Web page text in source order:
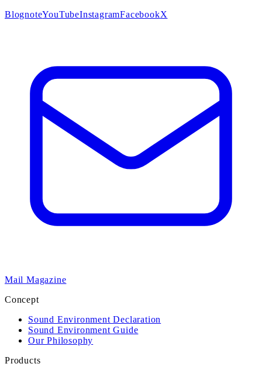
BlognoteYouTubeInstagramFacebookX
Mail Magazine
Concept
Sound Environment Declaration
Sound Environment Guide
Our Philosophy
Products